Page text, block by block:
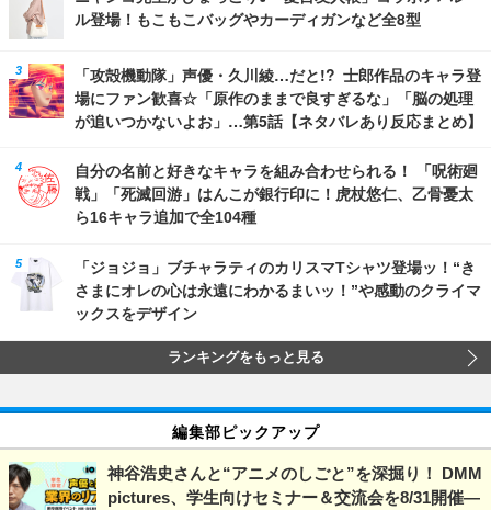
ル登場！もこもこバッグやカーディガンなど全8型
「攻殻機動隊」声優・久川綾…だと!? 士郎作品のキャラ登
場にファン歓喜☆「原作のままで良すぎるな」「脳の処理
が追いつかないよお」…第5話【ネタバレあり反応まとめ】
自分の名前と好きなキャラを組み合わせられる！ 「呪術廻
戦」「死滅回游」はんこが銀行印に！虎杖悠仁、乙骨憂太
ら16キャラ追加で全104種
「ジョジョ」ブチャラティのカリスマTシャツ登場ッ！“き
さまにオレの心は永遠にわかるまいッ！”や感動のクライマ
ックスをデザイン
ランキングをもっと見る
編集部ピックアップ
神谷浩史さんと“アニメのしごと”を深掘り！ DMM
pictures、学生向けセミナー＆交流会を8/31開催―